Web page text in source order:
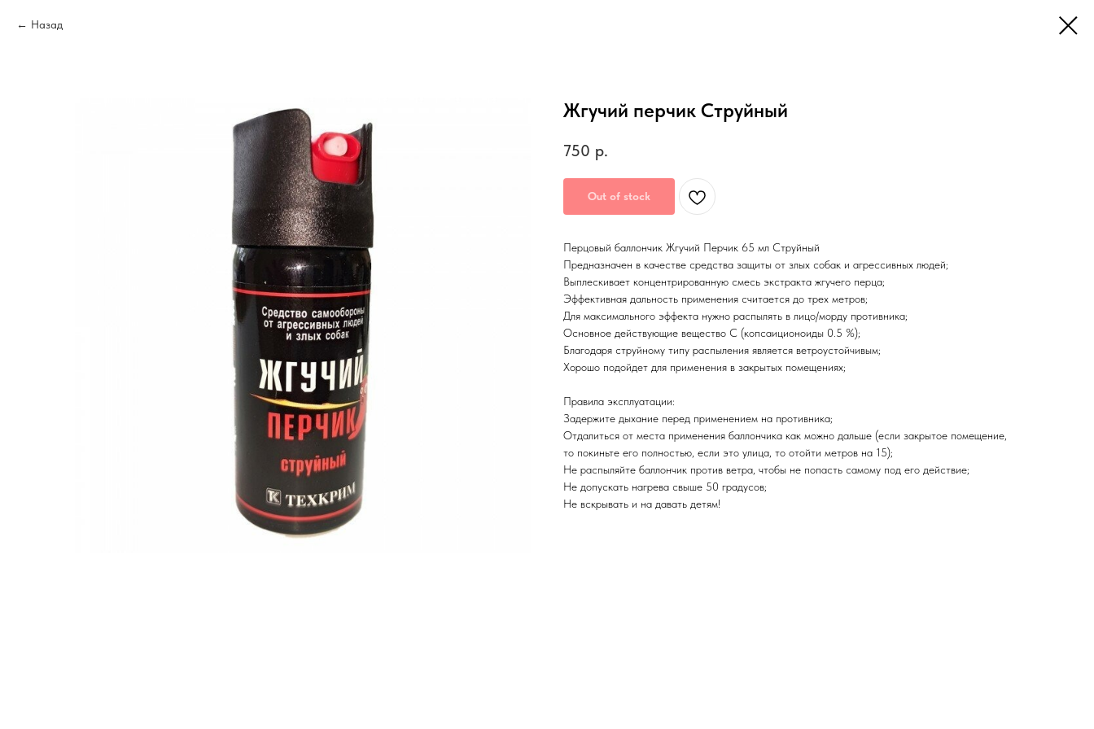
Назад
Жгучий перчик Струйный
750 р.
Out of stock
Перцовый баллончик Жгучий Перчик 65 мл Струйный
Предназначен в качестве средства защиты от злых собак и агрессивных людей;
Выплескивает концентрированную смесь экстракта жгучего перца;
Эффективная дальность применения считается до трех метров;
Для максимального эффекта нужно распылять в лицо/морду противника;
Основное действующие вещество С (копсаиционоиды 0.5 %);
Благодаря струйному типу распыления является ветроустойчивым;
Хорошо подойдет для применения в закрытых помещениях;
Правила эксплуатации:
Задержите дыхание перед применением на противника;
Отдалиться от места применения баллончика как можно дальше (если закрытое помещение,
то покиньте его полностью, если это улица, то отойти метров на 15);
Не распыляйте баллончик против ветра, чтобы не попасть самому под его действие;
Не допускать нагрева свыше 50 градусов;
Не вскрывать и на давать детям!